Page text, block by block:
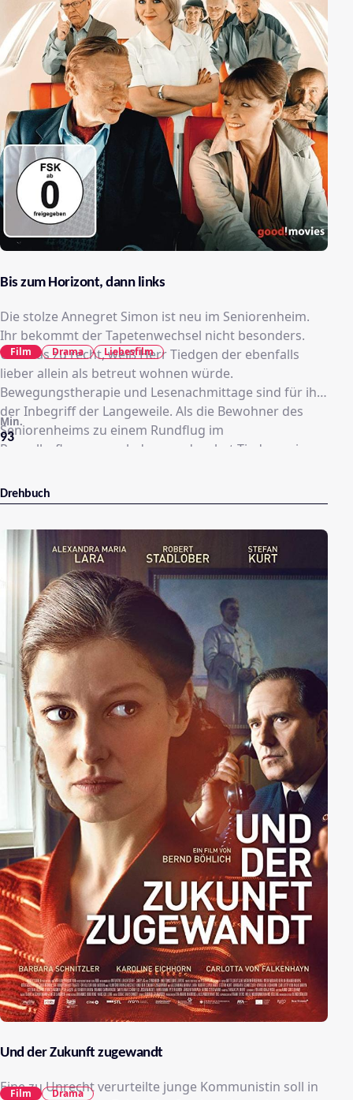
Bis zum Horizont, dann links
Die stolze Annegret Simon ist neu im Seniorenheim.
Ihr bekommt der Tapetenwechsel nicht besonders.
Und das zu recht, weiß Herr Tiedgen der ebenfalls
lieber allein als betreut wohnen würde.
Bewegungstherapie und Lesenachmittage sind für ihn
der Inbegriff der Langeweile. Als die Bewohner des
Seniorenheims zu einem Rundflug im
Propellerflugzeug geladen werden, hat Tiedgen eine
hofft …
93
Min.
Film Drama Liebesfilm
Drehbuch
Und der Zukunft zugewandt
Eine zu Unrecht verurteilte junge Kommunistin soll in
Film Drama